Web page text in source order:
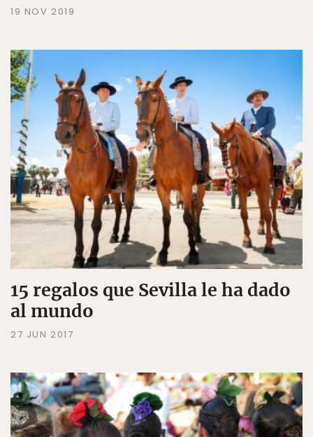
19 NOV 2019
15 regalos que Sevilla le ha dado
al mundo
27 JUN 2017